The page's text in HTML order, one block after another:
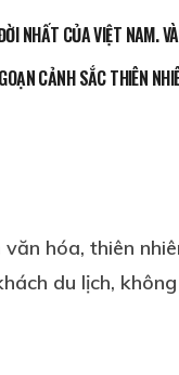
NHẤT CỦA VIỆT NAM.
CẢNH SẮC THIÊN
hóa, thiên
du lịch,